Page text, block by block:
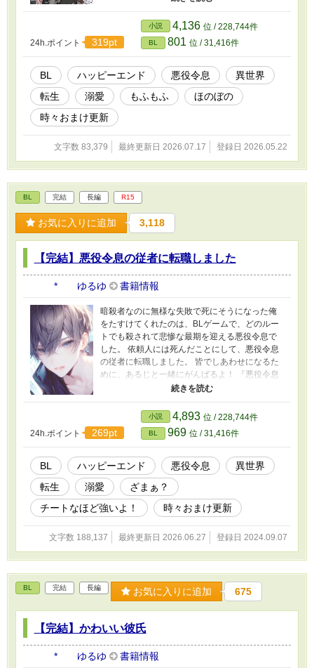
いますが、小説にはAIを使用しておりません 皆
さまの応援のおかげで『もふもふ獣人に転生し
たら、最愛の推しに溺愛されています』書籍
化、心から、ありがとうございます！
24h.ポイント 319pt
小説 4,136 位 / 228,744件
BL 801 位 / 31,416件
BL ハッピーエンド 悪役令息
異世界
転生
溺愛 もふもふ
ほのぼの
時々おまけ更新
文字数 83,379 最終更新日 2026.07.17 登録日 2026.05.22
BL 完結 長編 R15
お気に入りに追加 3,118
【完結】悪役令息の従者に転職しました
* ゆるゆ 書籍情報
暗殺者なのに無様な失敗で死にそうになった俺
をたすけてくれたのは、BLゲームで、どのルー
トでも殺されて悲惨な最期を迎える悪役令息で
した。 依頼人には死んだことにして、悪役令息
の従者に転職しました。 皆でしあわせになるた
めに、あるじと一緒にがんばるよ！ 『悪役令息
を改めたら皆の様子がおかしいです？』のカイ
した』のトマの師匠も、このお話の主人公、透
夜です！ 舞踏会編では『もふもふ獣人に転生し
たら最愛の推しに溺愛されています』と『伴侶
がいるので溺愛ご遠慮いたします』にも出張し
ました！（笑） 表紙にはAIを使っていますが、
小説にはAIを使っておりません 皆さまの応援の
おかげで『もふもふ獣人に転生したら、最愛の
推しに溺愛されています』書籍化、心から、あ
りがとうございます！
24h.ポイント 269pt
小説 4,893 位 / 228,744件
BL 969 位 / 31,416件
BL ハッピーエンド 悪役令息
異世界
転生
溺愛
ざまぁ？
チートなほど強いよ！
時々おまけ更新
文字数 188,137 最終更新日 2026.06.27 登録日 2024.09.07
BL 完結 長編 お気に入りに追加 675
【完結】かわいい彼氏
* ゆるゆ 書籍情報